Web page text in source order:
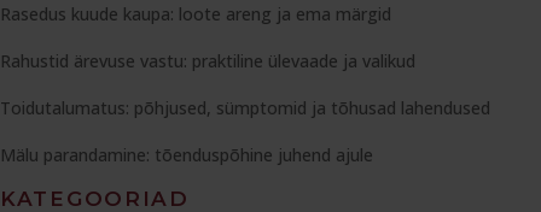
Rasedus kuude kaupa: loote areng ja ema märgid
Rahustid ärevuse vastu: praktiline ülevaade ja valikud
Toidutalumatus: põhjused, sümptomid ja tõhusad lahendused
Mälu parandamine: tõenduspõhine juhend ajule
KATEGOORIAD